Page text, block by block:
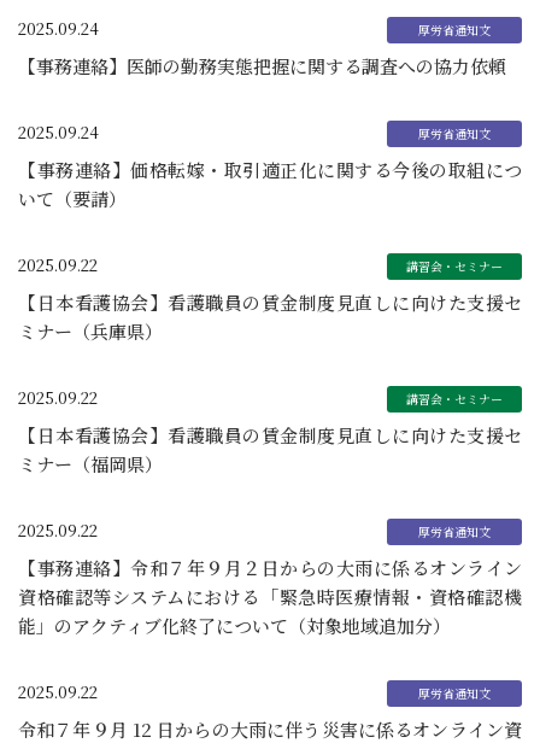
2025.09.24
【事務連絡】医師の勤務実態把握に関する調査への協力依頼
2025.09.24
【事務連絡】価格転嫁・取引適正化に関する今後の取組につ
いて（要請）
2025.09.22
【日本看護協会】看護職員の賃金制度見直しに向けた支援セ
ミナー（兵庫県）
2025.09.22
【日本看護協会】看護職員の賃金制度見直しに向けた支援セ
ミナー（福岡県）
2025.09.22
【事務連絡】令和７年９月２日からの大雨に係るオンライン
資格確認等システムにおける「緊急時医療情報・資格確認機
能」のアクティブ化終了について（対象地域追加分）
2025.09.22
令和７年９月 12 日からの大雨に伴う災害に係るオンライン資